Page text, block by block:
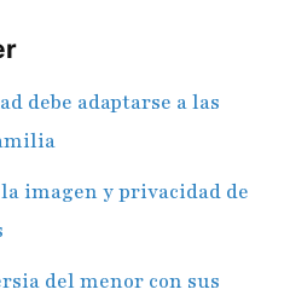
debe adaptarse a las
imagen y privacidad de
del menor con sus